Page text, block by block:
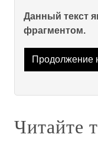
Данный текст
фрагментом.
Продолжение
Читайте